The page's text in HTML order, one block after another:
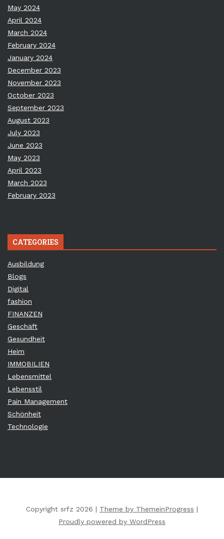
May 2024
April 2024
March 2024
February 2024
January 2024
December 2023
November 2023
October 2023
September 2023
August 2023
July 2023
June 2023
May 2023
April 2023
March 2023
February 2023
CATEGORIES
Ausbildung
Blogs
Digital
fashion
FINANZEN
Geschäft
Gesundheit
Heim
IMMOBILIEN
Lebensmittel
Lebensstil
Pain Management
Schönheit
Technologie
Copyright srfz 2026 | Theme by ThemeinProgress |
Proudly powered by WordPress